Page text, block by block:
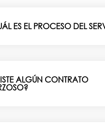
ES EL PROCESO DEL
ALGÚN CONTRATO